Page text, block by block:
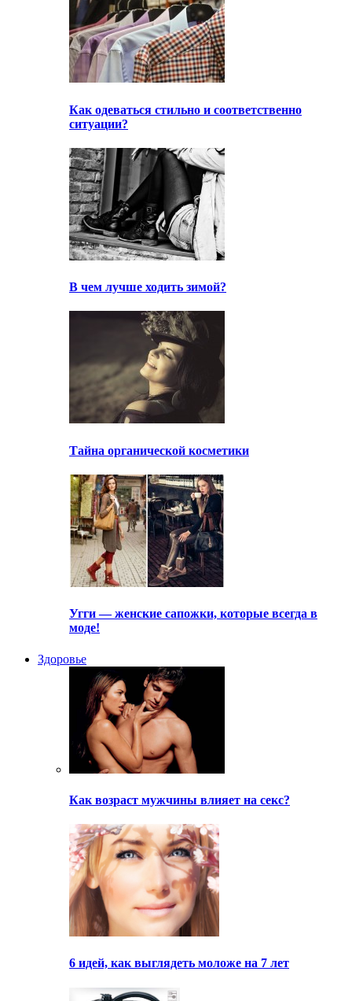
Как одеваться стильно и соответственно
ситуации?
В чем лучше ходить зимой?
Тайна органической косметики
Угги — женские сапожки, которые всегда в
моде!
Здоровье
Как возраст мужчины влияет на секс?
6 идей, как выглядеть моложе на 7 лет